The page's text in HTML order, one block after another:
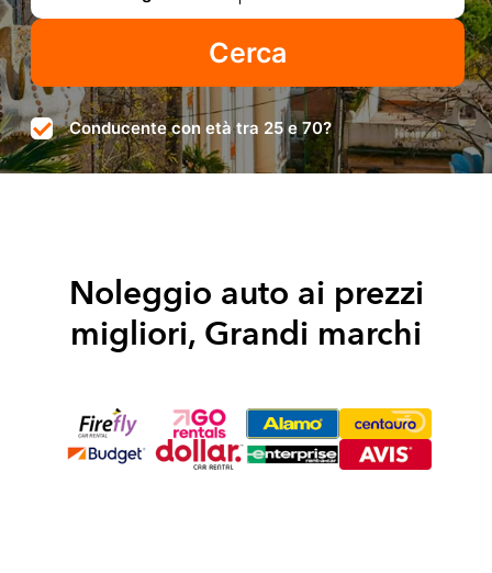
Conducente con età tra 25 e 70?
Noleggio auto ai prezzi
migliori, Grandi marchi